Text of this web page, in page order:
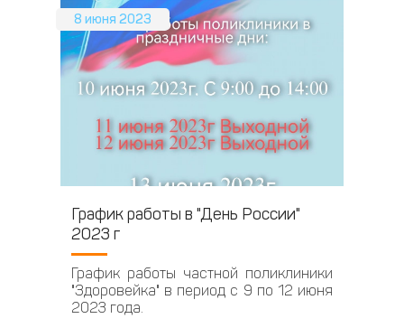
8 июня 2023
График работы в "День России"
2023 г
График работы частной поликлиники
"Здоровейка" в период с 9 по 12 июня
2023 года.